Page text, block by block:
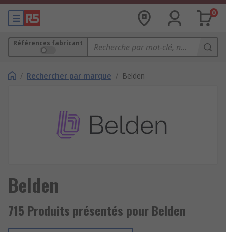
0
Références fabricant
/ Rechercher par marque / Belden
Belden
715 Produits présentés pour Belden